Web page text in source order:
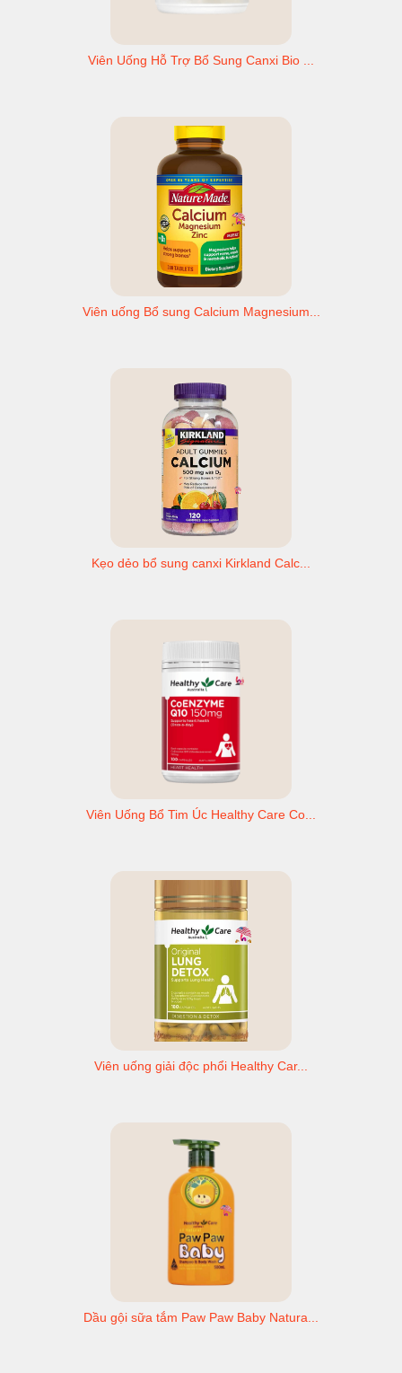
Viên Uống Hỗ Trợ Bổ Sung Canxi Bio ...
Viên uống Bổ sung Calcium Magnesium...
Kẹo dẻo bổ sung canxi Kirkland Calc...
Viên Uống Bổ Tim Úc Healthy Care Co...
Viên uống giải độc phổi Healthy Car...
Dầu gội sữa tắm Paw Paw Baby Natura...